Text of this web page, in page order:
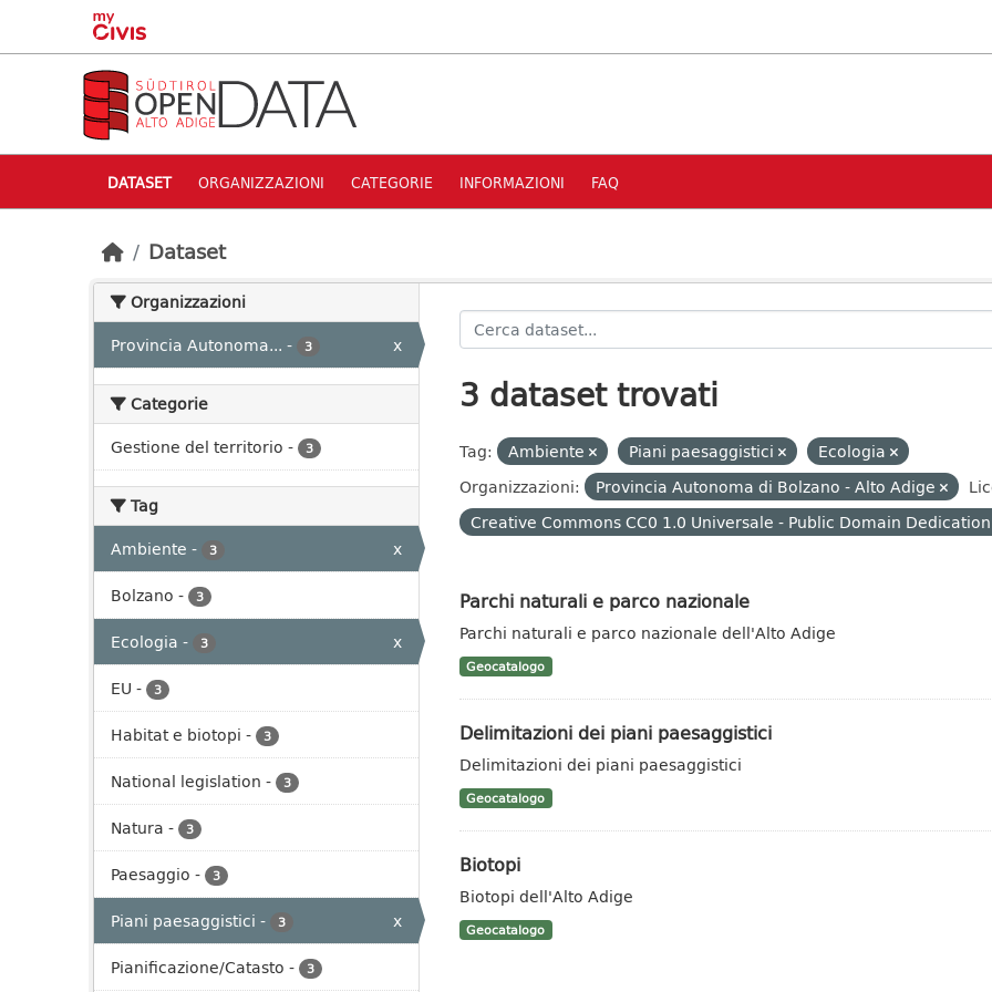
Skip to main content
DATASET ORGANIZZAZIONI CATEGORIE INFORMAZIONI FAQ
Dataset
Organizzazioni
Provincia Autonoma... - 3 x
Categorie
Gestione del territorio - 3
Tag
Ambiente - 3
x
Bolzano - 3
Ecologia - 3
x
EU - 3
Habitat e biotopi - 3
National legislation - 3
Natura - 3
Paesaggio - 3
Piani paesaggistici - 3
x
Pianificazione/Catasto - 3
3 dataset trovati
Tag: Ambiente Piani paesaggistici
Ecologia
Organizzazioni:
Provincia Autonoma di Bolzano - Alto Adige
Creative Commons CC0 1.0 Universale - Public Domain
Parchi naturali e parco nazionale
Parchi naturali e parco nazionale dell'Alto Adige
Geocatalogo
Delimitazioni dei piani paesaggistici
Delimitazioni dei piani paesaggistici
Geocatalogo
Biotopi
Biotopi dell'Alto Adige
Geocatalogo